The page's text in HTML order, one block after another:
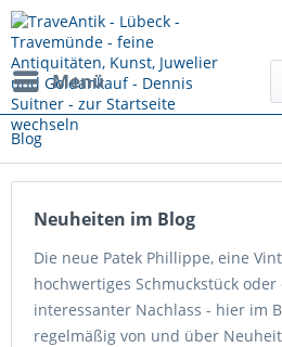
Menü
Blog
Neuheiten im Blog
Die neue Patek Phillippe, eine
hochwertiges Schmuckstück
interessanter Nachlass - hier im
regelmäßig von und über